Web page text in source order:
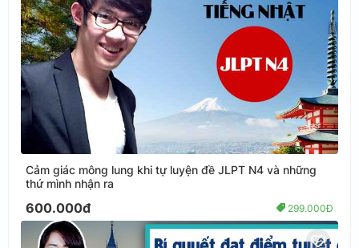
Cảm giác mông lung khi tự luyện đề JLPT N4 và những
thứ mình nhận ra
600.000đ 299.000Đ